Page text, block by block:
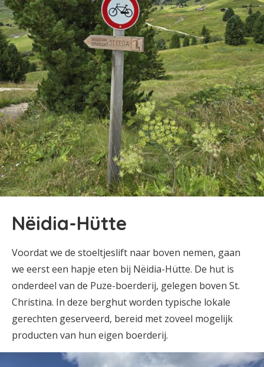
Nëidia-Hütte
Voordat we de stoeltjeslift naar boven nemen, gaan
we eerst een hapje eten bij Nëidia-Hütte. De hut is
onderdeel van de Puze-boerderij, gelegen boven St.
Christina. In deze berghut worden typische lokale
gerechten geserveerd, bereid met zoveel mogelijk
producten van hun eigen boerderij.